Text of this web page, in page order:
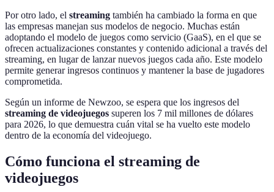
Por otro lado, el streaming también ha cambiado la forma en que
las empresas manejan sus modelos de negocio. Muchas están
adoptando el modelo de juegos como servicio (GaaS), en el que se
ofrecen actualizaciones constantes y contenido adicional a través del
streaming, en lugar de lanzar nuevos juegos cada año. Este modelo
permite generar ingresos continuos y mantener la base de jugadores
comprometida.
Según un informe de Newzoo, se espera que los ingresos del
streaming de videojuegos superen los 7 mil millones de dólares
para 2026, lo que demuestra cuán vital se ha vuelto este modelo
dentro de la economía del videojuego.
Cómo funciona el streaming de
videojuegos